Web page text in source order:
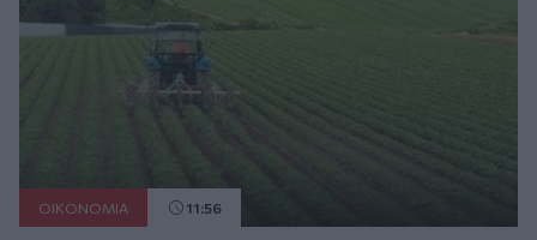
ΟΙΚΟΝΟΜΙΑ 11:56